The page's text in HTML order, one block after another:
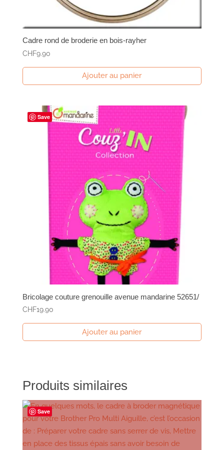
Cadre rond de broderie en bois-rayher
CHF9.90
Ajouter au panier
Save
Bricolage couture grenouille avenue mandarine 52651/
CHF19.90
Ajouter au panier
Produits similaires
Save